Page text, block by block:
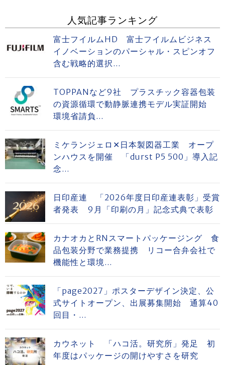
人気記事ランキング
富士フイルムHD 富士フイルムビジネス
イノベーションのパーシャル・スピンオフ
含む戦略的選択...
TOPPANなど9社 プラスチック容器包装
の資源循環で動静脈連携モデル実証開始
環境省請負...
ミケランジェロ✕日本製図器工業 オープ
ンハウスを開催 「durst P5 500」導入記
念...
日印産連 「2026年度日印産連表彰」受賞
者発表 9月「印刷の月」記念式典で表彰
カナオカとRNスマートパッケージング 食
品包装分野で業務提携 リコー合弁会社で
機能性と環境...
「page2027」ポスターデザイン決定、公
式サイトオープン、出展募集開始 通算40
回目・...
カウネット 「ハコ活。研究所」発足 初
年度はパッケージの開けやすさを研究